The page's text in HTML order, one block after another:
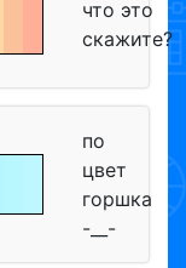
что это
скажите?
по
цвет
горшка
-__-